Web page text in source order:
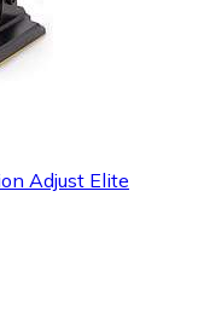
Adjust Elite